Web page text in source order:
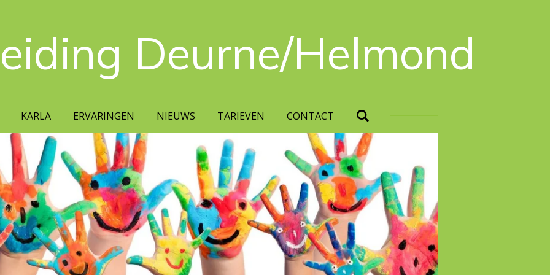
Deurne/Helmond
KARLA ERVARINGEN NIEUWS TARIEVEN CONTACT